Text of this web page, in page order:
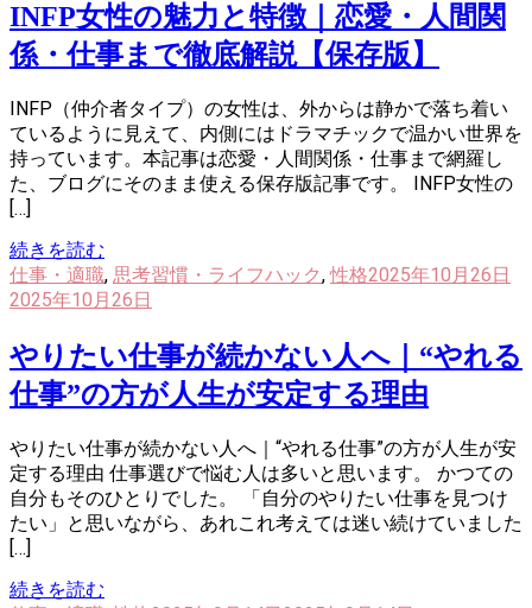
INFP女性の魅力と特徴｜恋愛・人間関
係・仕事まで徹底解説【保存版】
INFP（仲介者タイプ）の女性は、外からは静かで落ち着い
ているように見えて、内側にはドラマチックで温かい世界を
持っています。本記事は恋愛・人間関係・仕事まで網羅し
た、ブログにそのまま使える保存版記事です。 INFP女性の
[…]
続きを読む
仕事・適職, 思考習慣・ライフハック,性格2025年10月26日
2025年10月26日
やりたい仕事が続かない人へ｜“やれる
仕事”の方が人生が安定する理由
やりたい仕事が続かない人へ｜“やれる仕事”の方が人生が安
定する理由 仕事選びで悩む人は多いと思います。 かつての
自分もそのひとりでした。 「自分のやりたい仕事を見つけ
たい」と思いながら、あれこれ考えては迷い続けていました
[…]
続きを読む